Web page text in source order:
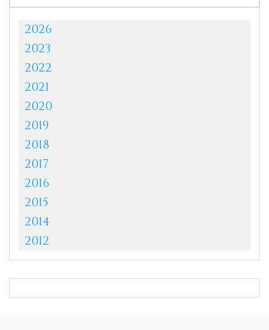
2026
2023
2022
2021
2020
2019
2018
2017
2016
2015
2014
2012